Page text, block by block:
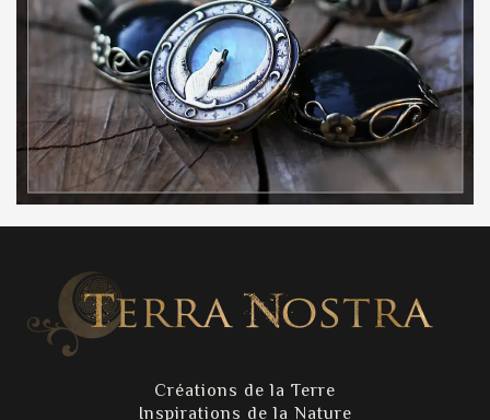
Créations de la Terre
Inspirations de la Nature